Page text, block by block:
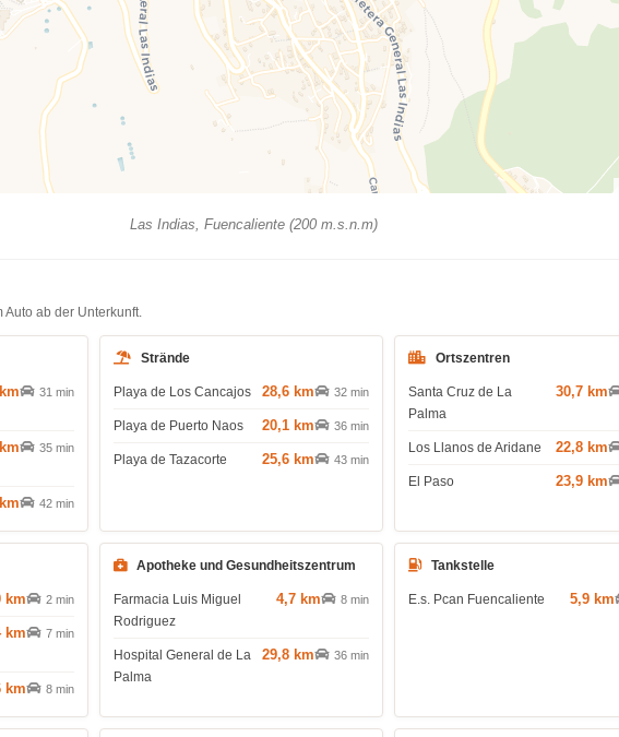
Las Indias, Fuencaliente (200 m.s.n.m)
Auto ab der Unterkunft.
31 min
35 min
42 min
Strände
Playa de Los Cancajos 28,6 km 32 min
Playa de Puerto Naos 20,1 km 36 min
Playa de Tazacorte 25,6 km 43 min
Ortszentren
Santa Cruz de La
Palma
30,7 km
Los Llanos de Aridane 22,8 km
El Paso 23,9 km
km 2 min
km 7 min
km 8 min
Apotheke und Gesundheitszentrum
Farmacia Luis Miguel
Rodriguez
4,7 km 8 min
Hospital General de La
Palma
29,8 km 36 min
Tankstelle
E.s. Pcan Fuencaliente 5,9 km